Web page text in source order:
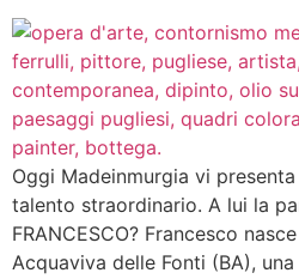
Oggi Madeinmurgia vi
talento straordinario. A lui la
FRANCESCO? Francesco
Acquaviva delle Fonti (BA),